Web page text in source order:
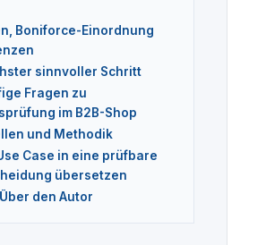
Boniforce-Einordnung
sinnvoller Schritt
Fragen zu
im B2B-Shop
und Methodik
Case in eine prüfbare
übersetzen
Über den Autor